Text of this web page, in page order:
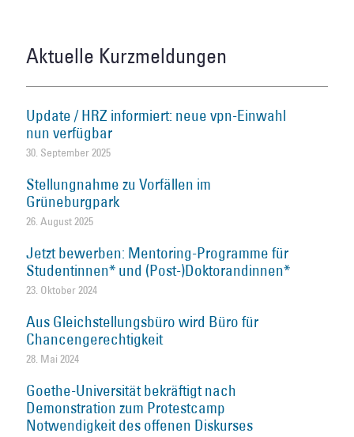
Aktuelle Kurzmeldungen
Update / HRZ informiert: neue vpn-Einwahl
nun verfügbar
30. September 2025
Stellungnahme zu Vorfällen im
Grüneburgpark
26. August 2025
Jetzt bewerben: Mentoring-Programme für
Studentinnen* und (Post-)Doktorandinnen*
23. Oktober 2024
Aus Gleichstellungsbüro wird Büro für
Chancengerechtigkeit
28. Mai 2024
Goethe-Universität bekräftigt nach
Demonstration zum Protestcamp
Notwendigkeit des offenen Diskurses